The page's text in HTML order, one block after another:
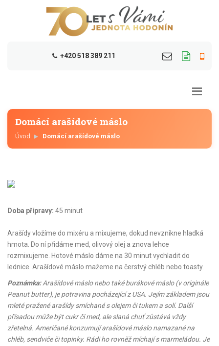
+420 518 389 211
Domácí arašídové máslo
Úvod Domácí arašídové máslo
Doba přípravy: 45 minut
Arašídy vložíme do mixéru a mixujeme, dokud nevznikne hladká
hmota. Do ní přidáme med, olivový olej a znova lehce
rozmixujeme. Hotové máslo dáme na 30 minut vychladit do
lednice. Arašídové máslo mažeme na čerstvý chléb nebo toasty.
Poznámka:Arašídové máslo nebo také burákové máslo (v originále
Peanut butter), je potravina pocházející z USA. Jejím základem jsou
mleté pražené arašídy smíchané s olejem či tukem a solí. Další
přísadou může být cukr či med, ale slaná chuť zůstává vždy
zřetelná. Američané konzumují arašídové máslo namazané na
chléb, sendviče či topinky. Rádi ho rovněž míchají s marmeládou. Je